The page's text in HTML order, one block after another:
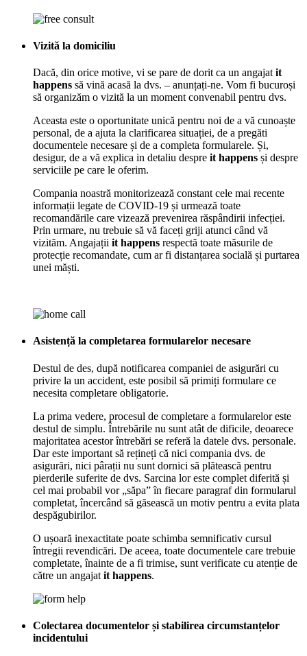
Vizită la domiciliu
Dacă, din orice motive, vi se pare de dorit ca un angajat it
happens să vină acasă la dvs. – anunțați-ne. Vom fi bucuroși
să organizăm o vizită la un moment convenabil pentru dvs.
Aceasta este o oportunitate unică pentru noi de a vă cunoaște
personal, de a ajuta la clarificarea situației, de a pregăti
documentele necesare și de a completa formularele. Și,
desigur, de a vă explica in detaliu despre it happens și despre
serviciile pe care le oferim.
Compania noastră monitorizează constant cele mai recente
informații legate de COVID-19 și urmează toate
recomandările care vizează prevenirea răspândirii infecției.
Prin urmare, nu trebuie să vă faceți griji atunci când vă
vizităm. Angajații it happens respectă toate măsurile de
protecție recomandate, cum ar fi distanțarea socială și purtarea
unei măști.
Asistență la completarea formularelor necesare
Destul de des, după notificarea companiei de asigurări cu
privire la un accident, este posibil să primiți formulare ce
necesita completare obligatorie.
La prima vedere, procesul de completare a formularelor este
destul de simplu. Întrebările nu sunt atât de dificile, deoarece
majoritatea acestor întrebări se referă la datele dvs. personale.
Dar este important să rețineți că nici compania dvs. de
asigurări, nici pârații nu sunt dornici să plătească pentru
pierderile suferite de dvs. Sarcina lor este complet diferită și
cel mai probabil vor „săpa” în fiecare paragraf din formularul
completat, încercând să găsească un motiv pentru a evita plata
despăgubirilor.
O ușoară inexactitate poate schimba semnificativ cursul
întregii revendicări. De aceea, toate documentele care trebuie
completate, înainte de a fi trimise, sunt verificate cu atenție de
către un angajat it happens.
Colectarea documentelor și stabilirea circumstanțelor
incidentului